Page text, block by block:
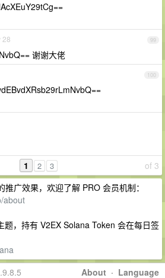
99
28
谢谢大佬
100
of 3
1 2 3
广效果，欢迎了解 PRO 会员机制：
about
题，持有 V2EX Solana Token 会在每日签
About · Language